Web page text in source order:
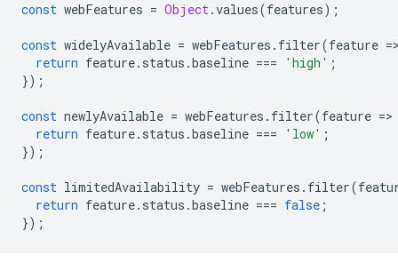
const webFeatures = Object.values(features);
const widelyAvailable = webFeatures . filter(feature =
return feature. status .baseline === 'high' ;
});
const newlyAvailable = webFeatures . filter(feature =>
return feature. status .baseline === 'low' ;
});
const limitedAvailability = webFeatures . filter(
return feature. status .baseline === false ;
});